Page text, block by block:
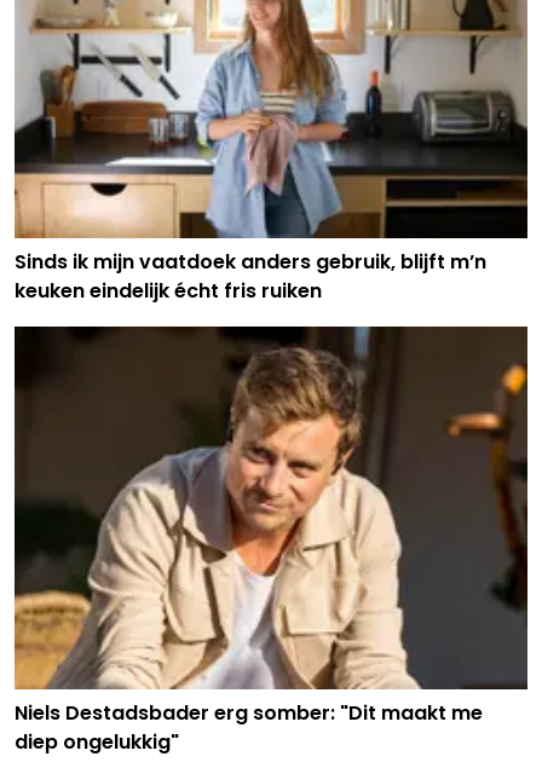
Sinds ik mijn vaatdoek anders gebruik, blijft m’n
keuken eindelijk écht fris ruiken
Niels Destadsbader erg somber: "Dit maakt me
diep ongelukkig"